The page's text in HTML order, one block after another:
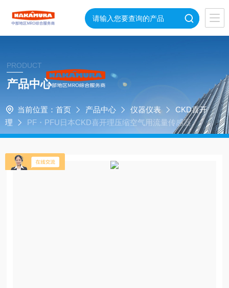
PRODUCT
产品中心
当前位置： 首页 产品中心 仪器仪表
CKD喜开
理
PF・PFU日本CKD喜开理压缩空气用流量传感器